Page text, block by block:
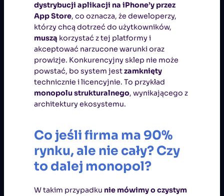
dystrybucji aplikacji na iPhone’y przez
App Store, co oznacza, że deweloperzy,
którzy chcą dotrzeć do użytkowników,
muszą korzystać z tej platformy i
akceptować narzucone warunki oraz
prowizje. Konkurencyjny sklep nie może
powstać, bo system jestzamknięty
technicznie i licencyjnie. To przykład
monopolu strukturalnego, wynikającego z
architektury ekosystemu.
Co jeśli firma ma 90%
rynku, ale nie cały? Czy
to dalej monopol?
W takim przypadku nie mówimy o czystym